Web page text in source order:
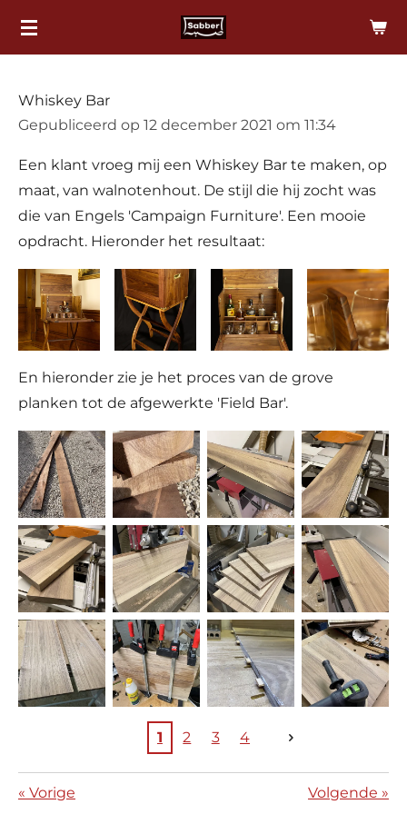
Ga
de
hoofdinhoud
Whiskey Bar
Gepubliceerd op 12 december 2021 om 11:34
Een klant vroeg mij een Whiskey Bar te maken, op
maat, van walnotenhout. De stijl die hij zocht was
die van Engels 'Campaign Furniture'. Een mooie
opdracht. Hieronder het resultaat:
En hieronder zie je het proces van de grove
planken tot de afgewerkte 'Field Bar'.
1 2 3 4
« Vorige Volgende »